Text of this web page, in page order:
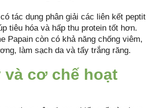
tác dụng phân giải các liên kết peptit
tiêu hóa và hấp thu protein tốt hơn.
Papain còn có khả năng chống viêm,
làm sạch da và tẩy trắng răng.
cơ chế hoạt